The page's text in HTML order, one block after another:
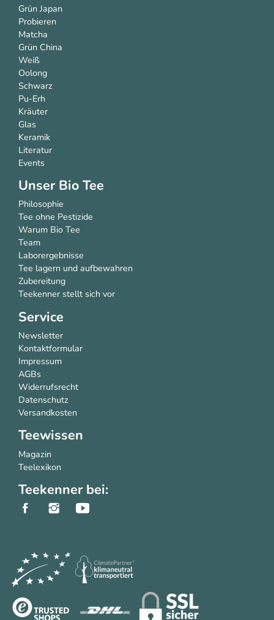
Grün Japan
Probieren
Matcha
Grün China
Weiß
Oolong
Schwarz
Pu-Erh
Kräuter
Glas
Keramik
Literatur
Events
Unser Bio Tee
Philosophie
Tee ohne Pestizide
Warum Bio Tee
Team
Laborergebnisse
Tee lagern und aufbewahren
Zubereitung
Teekenner stellt sich vor
Service
Newsletter
Kontaktformular
Impressum
AGBs
Widerrufsrecht
Datenschutz
Versandkosten
Teewissen
Magazin
Teelexikon
Teekenner bei: